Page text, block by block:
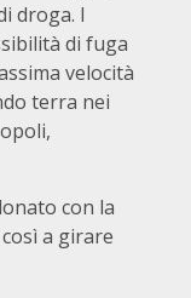
droga. I
di fuga
velocità
terra nei
con la
a girare